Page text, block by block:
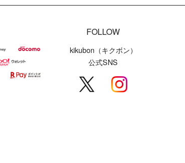
FOLLOW
kikubon（キクボン）
公式SNS